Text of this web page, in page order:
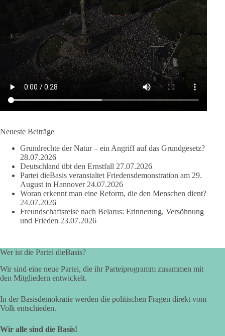
🟩🟩🟦🟦🟥🟥🟧🟧
dieBasis fordert als einzige Partei in Deutschland den Austritt
aus der NATO. Ein Gipfel, der mehr nach Rüstungsdeal als
nach Friedenspolitik klingt, wird niemals Sicherheit schaffen,
ob nun in Deutschland oder weltweit.
Quelle: https://www.tagesschau.de/ausland/asien/nato-
erklaerung-ankara-100.html
664 137 66 Auf Facebook ansehen
DieBasis
3 Tage(n) zuvor
Grundrechte der Natur – ein Angriff auf das Grundgesetz?
Kann die Natur Träger eigener Grundrechte sein? Oder würde
Grundgesetzes sprengen? Mit dieser grundsätzlichen Frage
beschäftigte sich die Teilnehmer des Politischen
Referent Frank Bothmann stellte die These auf, dass die
Neueste Beiträge
Grundrechte der Natur – ein Angriff auf das Grundgesetz?
28.07.2026
Deutschland übt den Ernstfall 27.07.2026
Partei dieBasis veranstaltet Friedensdemonstration am 29.
August in Hannover 24.07.2026
Woran erkennt man eine Reform, die den Menschen dient?
24.07.2026
Freundschaftsreise nach Belarus: Erinnerung, Versöhnung
und Frieden 23.07.2026
Wer ist die Partei dieBasis?
Wir sind eine neue Partei, die ihr Parteiprogramm zusammen mit
den Mitgliedern entwickelt.
In der Basisdemokratie werden die politischen Fragen direkt vom
Volk entschieden.
Wir alle sind die Basis!